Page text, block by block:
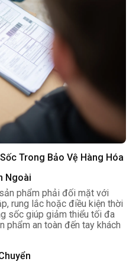
Trong Bảo Vệ Hàng Hóa
Ngoài
phẩm phải đối mặt với
rung lắc hoặc điều kiện thời
sốc giúp giảm thiểu tối đa
phẩm an toàn đến tay khách